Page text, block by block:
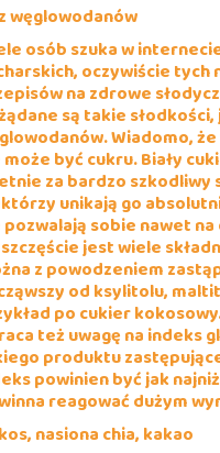
węglowodanów
osób szuka w
oczywiście tych
na zdrowe
są takie
Wiadomo,
może być cukru. Biały
za bardzo szkodliwy
unikają go
pozwalają sobie nawet
szczęście jest wiele
z powodzeniem
od ksylitolu,
po cukier
też uwagę na indeks
produktu
powinien być jak
reagować dużym
nasiona chia, kakao